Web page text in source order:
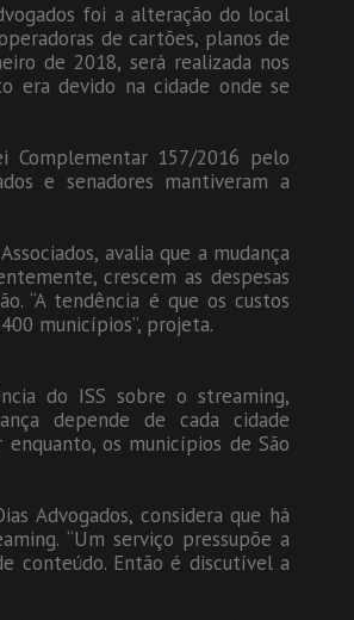
foi a alteração do local
de cartões, planos de
de 2018, será realizada nos
era devido na cidade onde se
Complementar 157/2016 pelo
e senadores mantiveram a
avalia que a mudança
crescem as despesas
“A tendência é que os custos
municípios”, projeta.
do ISS sobre o streaming,
depende de cada cidade
os municípios de São
Advogados, considera que há
“Um serviço pressupõe a
conteúdo. Então é discutível a